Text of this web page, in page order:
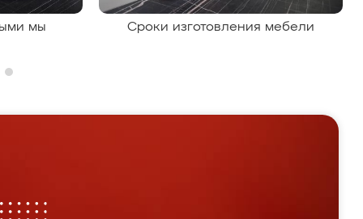
мы Сроки изготовления мебели